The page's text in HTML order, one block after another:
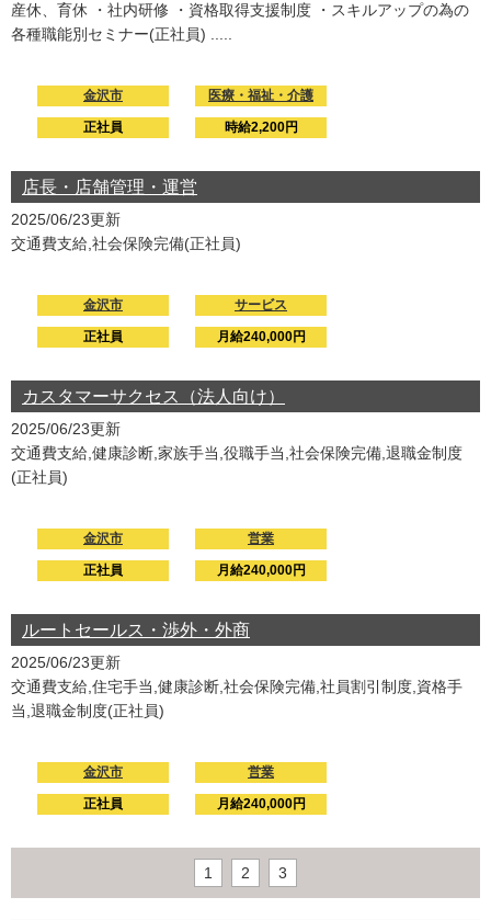
産休、育休 ・社内研修 ・資格取得支援制度 ・スキルアップの為の
各種職能別セミナー(正社員) .....
金沢市 医療・福祉・介護
正社員 時給2,200円
店長・店舗管理・運営
2025/06/23更新
交通費支給,社会保険完備(正社員)
金沢市 サービス
正社員 月給240,000円
カスタマーサクセス（法人向け）
2025/06/23更新
交通費支給,健康診断,家族手当,役職手当,社会保険完備,退職金制度
(正社員)
金沢市 営業
正社員 月給240,000円
ルートセールス・渉外・外商
2025/06/23更新
交通費支給,住宅手当,健康診断,社会保険完備,社員割引制度,資格手
当,退職金制度(正社員)
金沢市 営業
正社員 月給240,000円
1 2 3